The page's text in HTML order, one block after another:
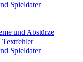
Spieldaten
und Abstürze
Spieldaten